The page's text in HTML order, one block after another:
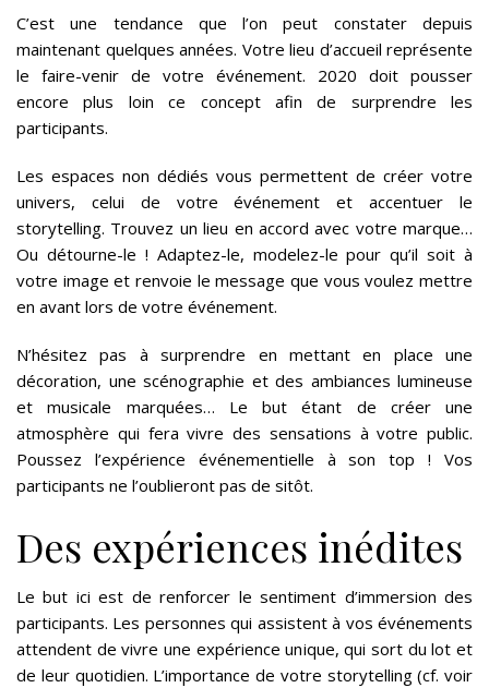
C’est une tendance que l’on peut constater depuis
maintenant quelques années. Votre lieu d’accueil représente
le faire-venir de votre événement. 2020 doit pousser
encore plus loin ce concept afin de surprendre les
participants.
Les espaces non dédiés vous permettent de créer votre
univers, celui de votre événement et accentuer le
storytelling. Trouvez un lieu en accord avec votre marque…
Ou détourne-le ! Adaptez-le, modelez-le pour qu’il soit à
votre image et renvoie le message que vous voulez mettre
en avant lors de votre événement.
N’hésitez pas à surprendre en mettant en place une
décoration, une scénographie et des ambiances lumineuse
et musicale marquées… Le but étant de créer une
atmosphère qui fera vivre des sensations à votre public.
Poussez l’expérience événementielle à son top ! Vos
participants ne l’oublieront pas de sitôt.
Des expériences inédites
Le but ici est de renforcer le sentiment d’immersion des
participants. Les personnes qui assistent à vos événements
attendent de vivre une expérience unique, qui sort du lot et
de leur quotidien. L’importance de votre storytelling (cf. voir